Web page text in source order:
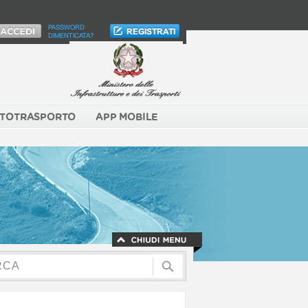
PASSWORD
DIMENTICATA?
APP MOBILE